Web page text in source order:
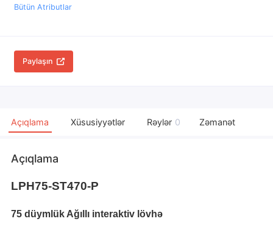
Bütün Atributlar
Paylaşın
Açıqlama Xüsusiyyətlər Rəylər 0 Zəmanət
Açıqlama
LPH75-ST470-P
75 düymlük Ağıllı interaktiv lövhə